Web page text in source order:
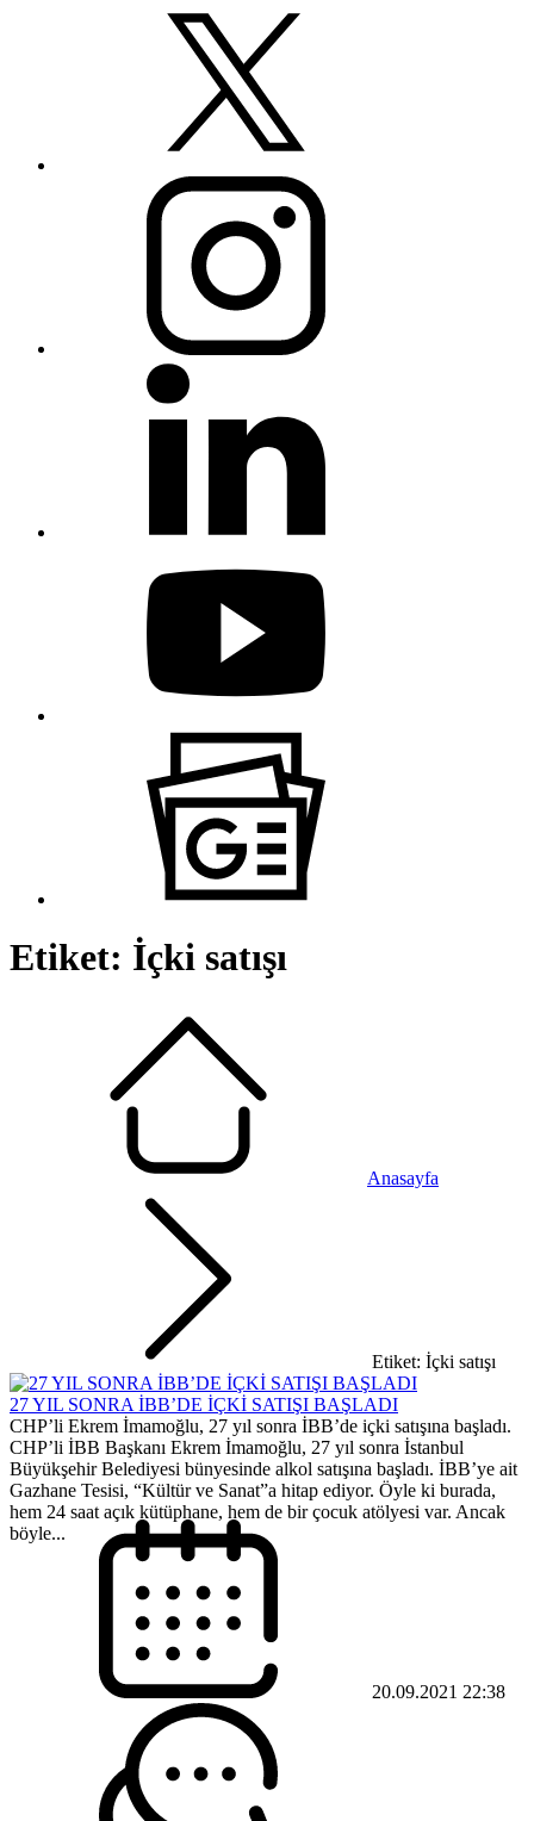
Etiket: İçki satışı
Anasayfa
Etiket: İçki satışı
27 YIL SONRA İBB’DE İÇKİ SATIŞI BAŞLADI
CHP’li Ekrem İmamoğlu, 27 yıl sonra İBB’de içki satışına başladı.
CHP’li İBB Başkanı Ekrem İmamoğlu, 27 yıl sonra İstanbul
Büyükşehir Belediyesi bünyesinde alkol satışına başladı. İBB’ye ait
Gazhane Tesisi, “Kültür ve Sanat”a hitap ediyor. Öyle ki burada,
hem 24 saat açık kütüphane, hem de bir çocuk atölyesi var. Ancak
böyle...
20.09.2021 22:38